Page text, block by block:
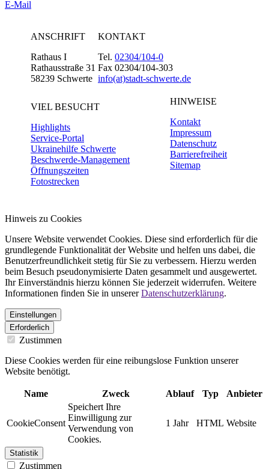
E-Mail
ANSCHRIFT
Rathaus I
Rathausstraße 31
58239 Schwerte
KONTAKT
Tel. 02304/104-0
Fax 02304/104-303
info(at)stadt-schwerte.de
VIEL BESUCHT
Highlights
Service-Portal
Ukrainehilfe Schwerte
Beschwerde-Management
Öffnungszeiten
Fotostrecken
HINWEISE
Kontakt
Impressum
Datenschutz
Barrierefreiheit
Sitemap
Hinweis zu Cookies
Unsere Website verwendet Cookies. Diese sind erforderlich für die
grundlegende Funktionalität der Website und helfen uns dabei, die
Benutzerfreundlichkeit stetig für Sie zu verbessern. Hierzu werden
beim Besuch pseudonymisierte Daten gesammelt und ausgewertet.
Ihr Einverständnis hierzu können Sie jederzeit widerrufen. Weitere
Informationen finden Sie in unsererDatenschutzerklärung.
Einstellungen
Erforderlich
Zustimmen
Diese Cookies werden für eine reibungslose Funktion unserer
Website benötigt.
Name Zweck Ablauf Typ Anbieter
CookieConsent
Speichert Ihre
Einwilligung zur
Verwendung von
Cookies.
1 Jahr HTML Website
Statistik
Zustimmen